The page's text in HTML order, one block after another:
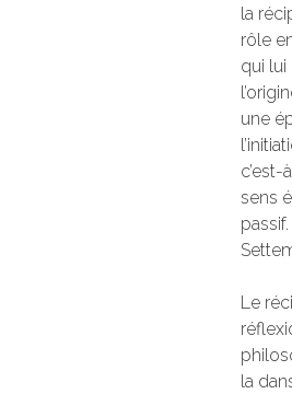
la
rôle
qui
une
c’est-
sens
Le
la